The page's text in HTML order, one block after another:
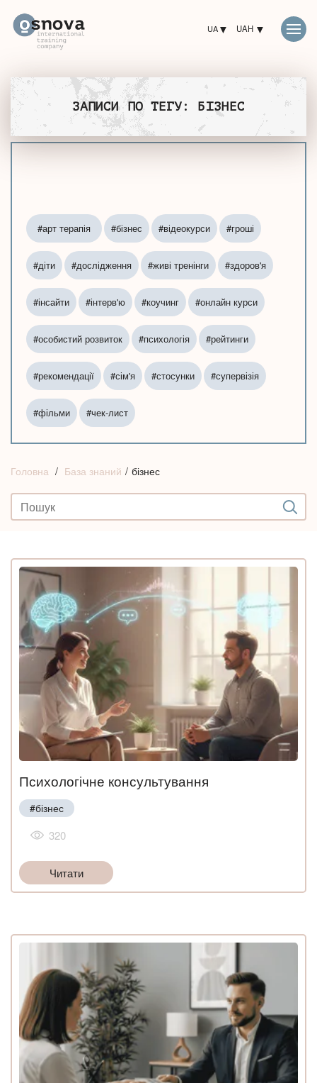
UA UAH
ЗАПИСИ ПО ТЕГУ: БІЗНЕС
#арт терапія #бізнес #відеокурси #гроші
#діти #дослідження #живі тренінги #здоров'я
#інсайти #інтерв'ю #коучинг #онлайн курси
#особистий розвиток #психологія #рейтинги
#рекомендації #сім'я #стосунки #супервізія
#фільми #чек-лист
Головна База знаний бізнес
Психологічне консультування
#бізнес
320
Читати